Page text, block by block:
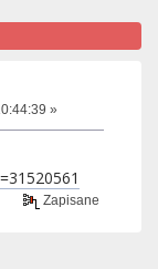
»
Zapisane